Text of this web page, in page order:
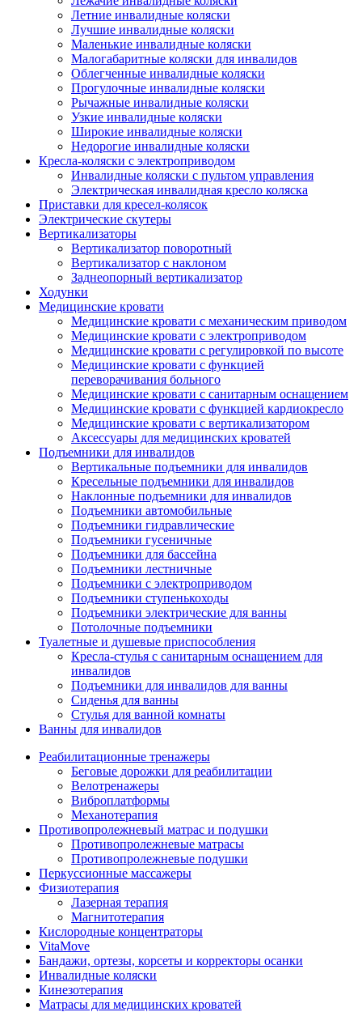
Летние инвалидные коляски
Лучшие инвалидные коляски
Маленькие инвалидные коляски
Малогабаритные коляски для инвалидов
Облегченные инвалидные коляски
Прогулочные инвалидные коляски
Рычажные инвалидные коляски
Узкие инвалидные коляски
Широкие инвалидные коляски
Недорогие инвалидные коляски
Кресла-коляски с электроприводом
Инвалидные коляски с пультом управления
Электрическая инвалидная кресло коляска
Приставки для кресел-колясок
Электрические скутеры
Вертикализаторы
Вертикализатор поворотный
Вертикализатор с наклоном
Заднеопорный вертикализатор
Ходунки
Медицинские кровати
Медицинские кровати с механическим приводом
Медицинские кровати с электроприводом
Медицинские кровати с регулировкой по высоте
Медицинские кровати с функцией
переворачивания больного
Медицинские кровати с санитарным оснащением
Медицинские кровати с функцией кардиокресло
Медицинские кровати с вертикализатором
Аксессуары для медицинских кроватей
Подъемники для инвалидов
Вертикальные подъемники для инвалидов
Кресельные подъемники для инвалидов
Наклонные подъемники для инвалидов
Подъемники автомобильные
Подъемники гидравлические
Подъемники гусеничные
Подъемники для бассейна
Подъемники лестничные
Подъемники с электроприводом
Подъемники ступенькоходы
Подъемники электрические для ванны
Потолочные подъемники
Туалетные и душевые приспособления
Кресла-стулья с санитарным оснащением для
инвалидов
Подъемники для инвалидов для ванны
Сиденья для ванны
Стулья для ванной комнаты
Ванны для инвалидов
Реабилитационные тренажеры
Беговые дорожки для реабилитации
Велотренажеры
Виброплатформы
Механотерапия
Противопролежневый матрас и подушки
Противопролежневые матрасы
Противопролежневые подушки
Перкуссионные массажеры
Физиотерапия
Лазерная терапия
Магнитотерапия
Кислородные концентраторы
VitaMove
Бандажи, ортезы, корсеты и корректоры осанки
Инвалидные коляски
Кинезотерапия
Матрасы для медицинских кроватей